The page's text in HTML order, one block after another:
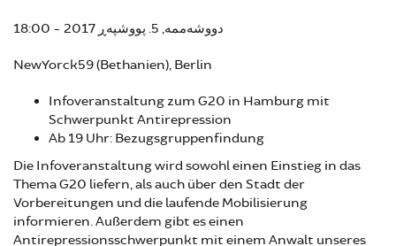
دووشەممە, 5. پووشپەڕ 2017 - 18:00
NewYorck59 (Bethanien), Berlin
Infoveranstaltung zum G20 in Hamburg mit
Schwerpunkt Antirepression
Ab 19 Uhr: Bezugsgruppenfindung
Die Infoveranstaltung wird sowohl einen Einstieg in das
Thema G20 liefern, als auch über den Stadt der
Vorbereitungen und die laufende Mobilisierung
informieren. Außerdem gibt es einen
Antirepressionsschwerpunkt mit einem Anwalt unseres